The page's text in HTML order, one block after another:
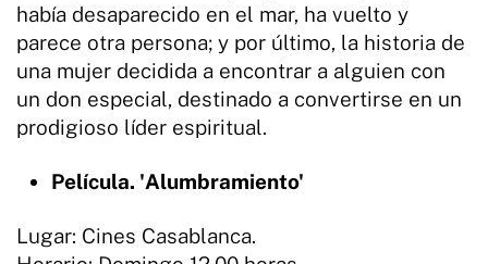
había desaparecido en el mar, ha vuelto y
parece otra persona; y por último, la historia de
una mujer decidida a encontrar a alguien con
un don especial, destinado a convertirse en un
prodigioso líder espiritual.
Película. 'Alumbramiento'
Lugar: Cines Casablanca.